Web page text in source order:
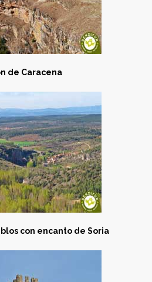
de Caracena
con encanto de Soria